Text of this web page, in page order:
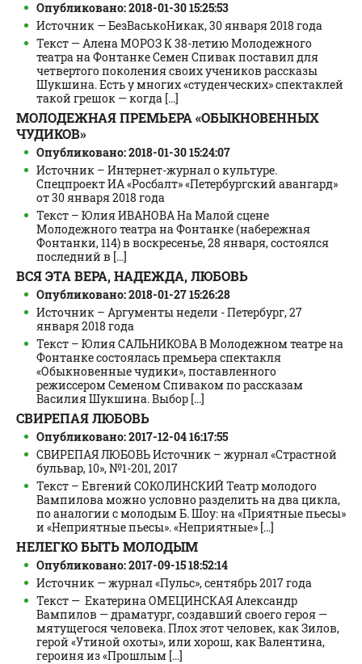
Опубликовано: 2018-01-30 15:25:53
Источник — БезВаськоНикак, 30 января 2018 года
Текст — Алена МОРОЗ К 38-летию Молодежного
театра на Фонтанке Семен Спивак поставил для
четвертого поколения своих учеников рассказы
Шукшина. Есть у многих «студенческих» спектаклей
такой грешок — когда [...]
МОЛОДЕЖНАЯ ПРЕМЬЕРА «ОБЫКНОВЕННЫХ
ЧУДИКОВ»
Опубликовано: 2018-01-30 15:24:07
Источник – Интернет-журнал о культуре.
Спецпроект ИА «Росбалт» «Петербургский авангард»
от 30 января 2018 года
Текст – Юлия ИВАНОВА На Малой сцене
Молодежного театра на Фонтанке (набережная
Фонтанки, 114) в воскресенье, 28 января, состоялся
последний в [...]
ВСЯ ЭТА ВЕРА, НАДЕЖДА, ЛЮБОВЬ
Опубликовано: 2018-01-27 15:26:28
Источник – Аргументы недели - Петербург, 27
января 2018 года
Текст – Юлия САЛЬНИКОВА В Молодежном театре на
Фонтанке состоялась премьера спектакля
«Обыкновенные чудики», поставленного
режиссером Семеном Спиваком по рассказам
Василия Шукшина. Выбор [...]
СВИРЕПАЯ ЛЮБОВЬ
Опубликовано: 2017-12-04 16:17:55
СВИРЕПАЯ ЛЮБОВЬ Источник – журнал «Страстной
бульвар, 10», №1-201, 2017
Текст – Евгений СОКОЛИНСКИЙ Театр молодого
Вампилова можно условно разделить на два цикла,
по аналогии с молодым Б. Шоу: на «Приятные пьесы»
и «Неприятные пьесы». «Неприятные» [...]
НЕЛЕГКО БЫТЬ МОЛОДЫМ
Опубликовано: 2017-09-15 18:52:14
Источник — журнал «Пульс», сентябрь 2017 года
Текст — Екатерина ОМЕЦИНСКАЯ Александр
Вампилов — драматург, создавший своего героя —
мятущегося человека. Плох этот человек, как Зилов,
герой «Утиной охоты», или хорош, как Валентина,
героиня из «Прошлым [...]